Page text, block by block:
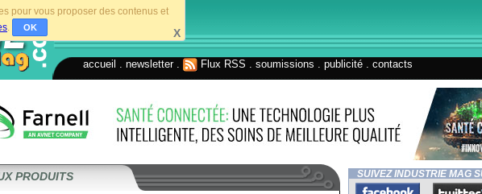
pour vous proposer des contenus et
. OK X
accueil newsletter. Flux RSS soumissions publicité contacts
PRODUITS SUIVEZ INDUSTRIE MAG